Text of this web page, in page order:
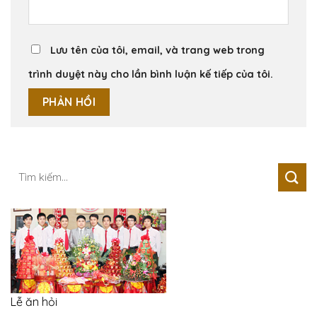
Lưu tên của tôi, email, và trang web trong
trình duyệt này cho lần bình luận kế tiếp của tôi.
Lễ ăn hỏi